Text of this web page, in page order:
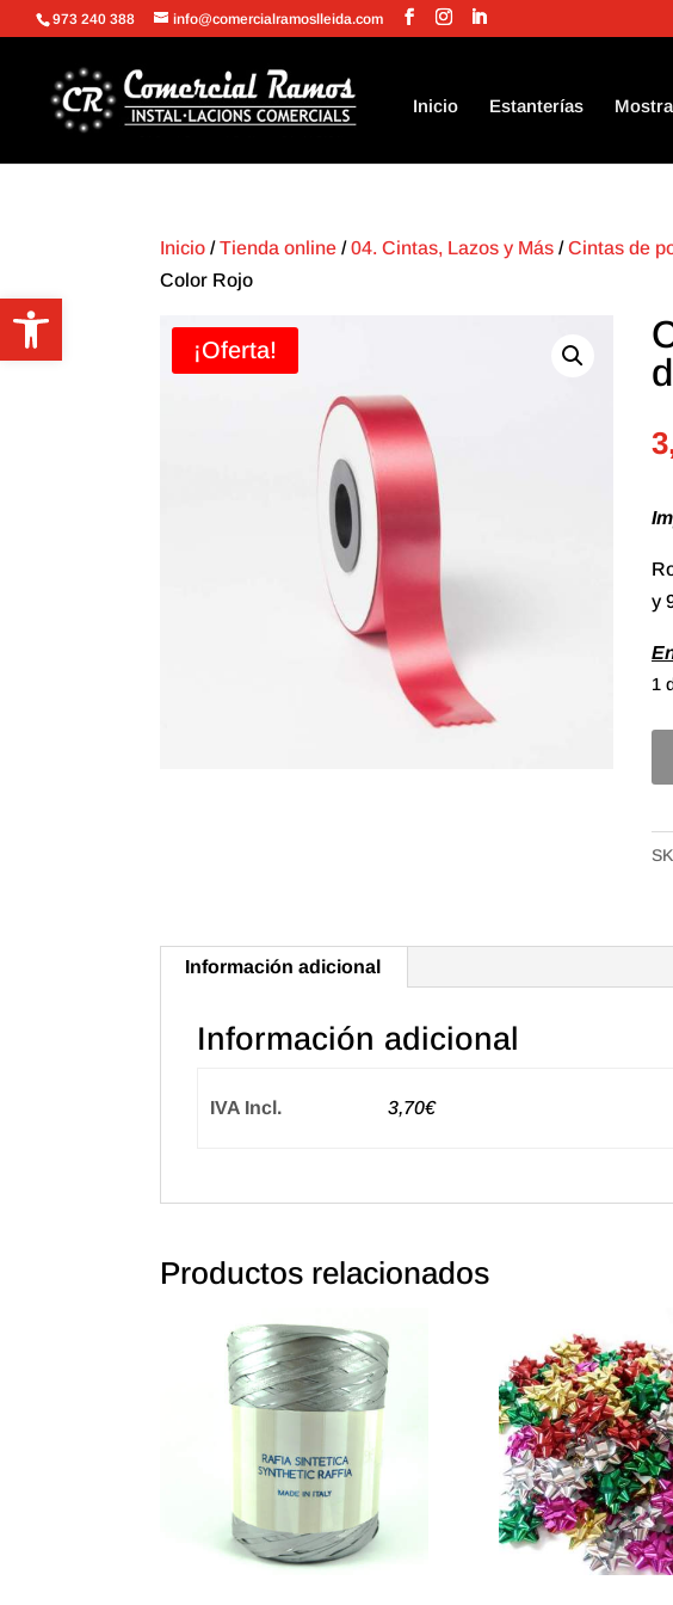
Abrir barra de herramientas
973 240 388 info@comercialramoslleida.com
Inicio Estanterías
Inicio /Tienda online /04. Cintas, Lazos y Más /Cintas de
Color Rojo
¡Oferta!
y
1
Información adicional
Información adicional
IVA Incl. 3,70€
Productos relacionados